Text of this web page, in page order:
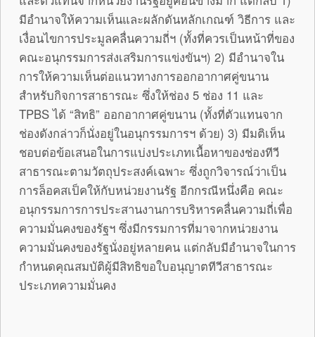
มีอำนาจให้ความเห็นและผลักดันหลักเกณฑ์ วิธีการ และ
เงื่อนไขการประมูลคลื่นความถี่ฯ (ทั้งที่ควรเป็นหน้าที่ของ
คณะอนุกรรมการส่งเสริมการแข่งขันฯ) 2) มีอำนาจใน
การให้ความเห็นต่อแนวทางการออกอากาศคู่ขนาน
สำหรับกิจการสาธารณะ ซึ่งให้ช่อง 5 ช่อง 11 และ
TPBS ได้ “สิทธิ” ออกอากาศคู่ขนาน (ทั้งที่ตัวแทนจาก
ช่องดังกล่าวก็นั่งอยู่ในอนุกรรมการฯ ด้วย) 3) มีมติเห็น
ชอบต่อข้อเสนอในการแบ่งประเภทเนื้อหาของช่องทีวี
สาธารณะตามวัตถุประสงค์เฉพาะ ซึ่งถูกวิจารณ์ว่าเป็น
การล็อคสเป็คให้กับหน่วยงานรัฐ อีกกรณีหนึ่งคือ คณะ
อนุกรรมการการประสานงานการบริหารคลื่นความถี่เพื่อ
ความมั่นคงของรัฐฯ ซึ่งมีกรรมการที่มาจากหน่วยงาน
ความมั่นคงของรัฐนั่งอยู่หลายคน แต่กลับมีอำนาจในการ
กำหนดคุณสมบัติผู้มีสิทธิขอใบอนุญาตทีวีสาธารณะ
ประเภทความมั่นคง